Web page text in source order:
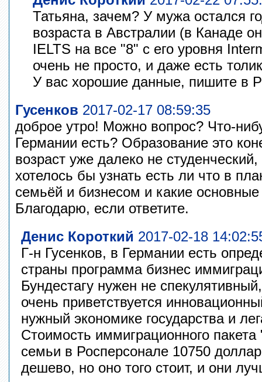
Татьяна, зачем? У мужа остался
возраста в Австралии (в Канаде
IELTS на все "8" с его уровня
очень не просто, и даже есть
У вас хорошие данные, пишите в
Гусенков 2017-02-17 08:59:35
доброе утро! Можно вопрос? Что-
Германии есть? Образование это
возраст уже далеко не
хотелось бы узнать есть ли что в
семьёй и бизнесом и какие
Благодарю, если ответите.
Денис Короткий 2017-02-18
Г-н Гусенков, в Германии есть
страны программа бизнес
Бундестагу нужен не
очень приветствуется
нужный экономике государства и
Стоимость иммиграционного
семьи в Росперсонале 10750
дешево, но оно того стоит, и они